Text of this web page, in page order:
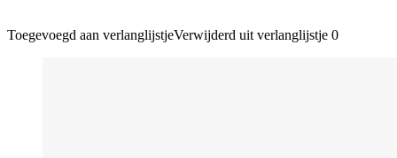
Toegevoegd aan verlanglijstjeVerwijderd uit verlanglijstje 0